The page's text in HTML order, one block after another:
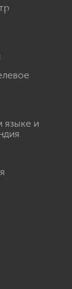
языке и